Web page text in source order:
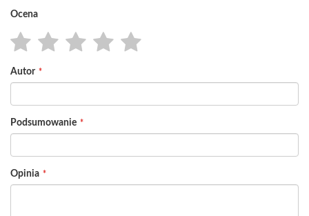
Ocena
star
stars
stars
stars
stars
Autor
Podsumowanie
Opinia